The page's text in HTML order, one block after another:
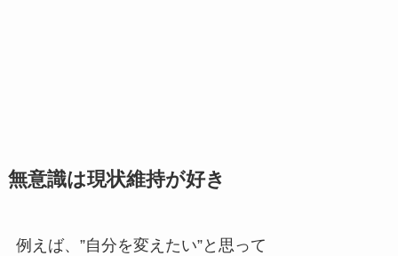
無意識は現状維持が好き
例えば、”自分を変えたい”と思って